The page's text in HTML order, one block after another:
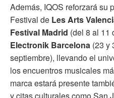
Además, IQOS reforzará su
Festival de Les Arts
Festival Madrid (del 8 al 11
Electronik Barcelona (23 y
septiembre), llevando el
los encuentros musicales
marca estará presente